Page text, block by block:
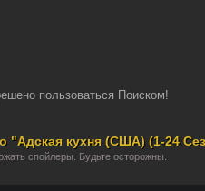
пользоваться Поиском!
"Адская кухня (США) (1-24
спойлеры. Будьте осторожны.